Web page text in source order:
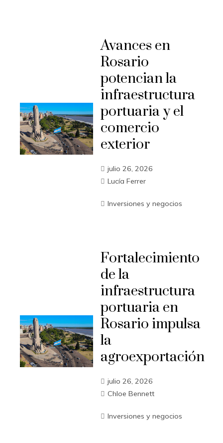
Avances en
Rosario
potencian la
infraestructura
portuaria y el
comercio
exterior
julio 26, 2026
Lucía Ferrer
Inversiones y negocios
Fortalecimiento
de la
infraestructura
portuaria en
Rosario impulsa
la
agroexportación
julio 26, 2026
Chloe Bennett
Inversiones y negocios